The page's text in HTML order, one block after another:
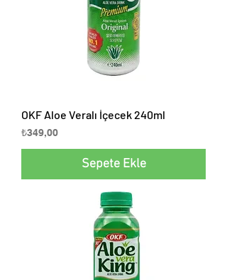
OKF Aloe Veralı İçecek 240ml
Fiyat
₺349,00
Sepete Ekle